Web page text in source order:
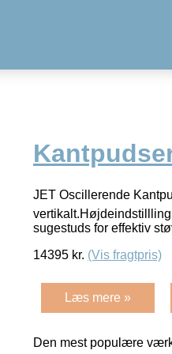
JET Oscillerende
sugestuds for effektiv
14395 kr. (Vis fragtpris)
Læs mere »
Den mest populære